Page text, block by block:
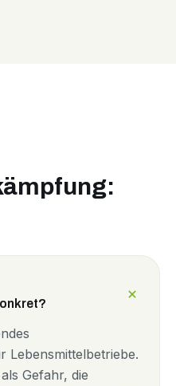
Lebensmittelbetriebe.
Gefahr, die